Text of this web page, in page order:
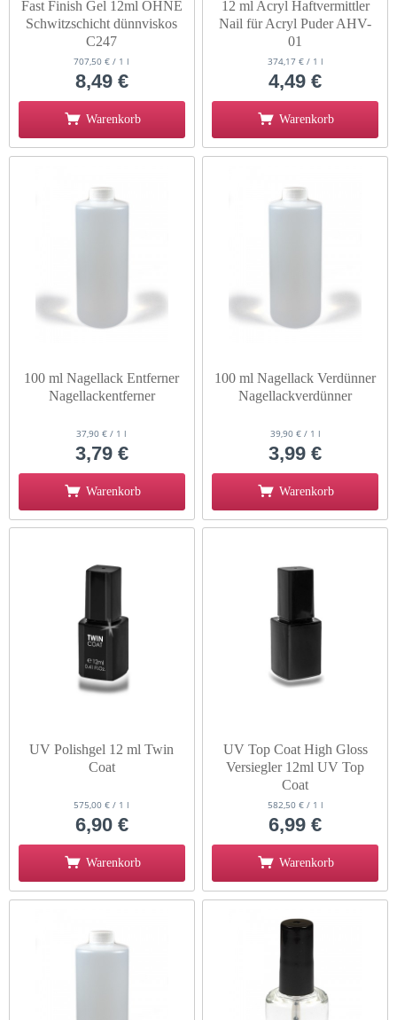
Fast Finish Gel 12ml OHNE
Schwitzschicht dünnviskos
C247
707,50 € / 1 l
8,49 €
Warenkorb
12 ml Acryl Haftvermittler
Nail für Acryl Puder AHV-
01
374,17 € / 1 l
4,49 €
Warenkorb
100 ml Nagellack Entferner
Nagellackentferner
37,90 € / 1 l
3,79 €
Warenkorb
100 ml Nagellack Verdünner
Nagellackverdünner
39,90 € / 1 l
3,99 €
Warenkorb
UV Polishgel 12 ml Twin
Coat
575,00 € / 1 l
6,90 €
Warenkorb
UV Top Coat High Gloss
Versiegler 12ml UV Top
Coat
582,50 € / 1 l
6,99 €
Warenkorb